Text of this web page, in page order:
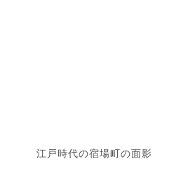
江戸時代の宿場町の面影